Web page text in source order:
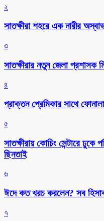
২
সাতক্ষীরা শহরে এক নারীর
৩
সাতক্ষীরার নতুন জেলা
৪
প্রাক্তন প্রেমিকার সাথে
৫
সাতক্ষীরায় কোচিং সেন্টারে
ছিনতাই
৬
ঈদে কত খরচ করলেন? সব
৭